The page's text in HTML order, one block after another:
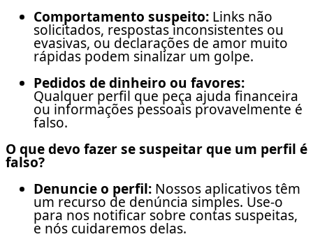
Comportamento suspeito: Links não
solicitados, respostas inconsistentes ou
evasivas, ou declarações de amor muito
rápidas podem sinalizar um golpe.
Pedidos de dinheiro ou favores:
Qualquer perfil que peça ajuda financeira
ou informações pessoais provavelmente é
falso.
O que devo fazer se suspeitar que um perfil é
falso?
Denuncie o perfil: Nossos aplicativos têm
um recurso de denúncia simples. Use-o
para nos notificar sobre contas suspeitas,
e nós cuidaremos delas.